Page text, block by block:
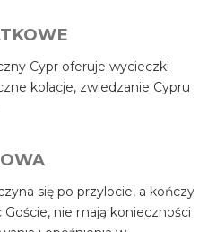
Cypr oferuje wycieczki
kolacje, zwiedzanie Cypru
się po przylocie, a kończy
nie mają konieczności